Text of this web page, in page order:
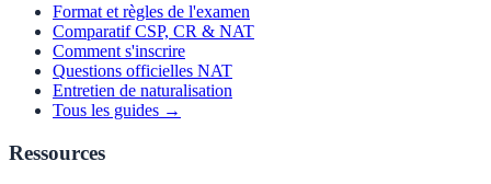
Format et règles de l'examen
Comparatif CSP, CR & NAT
Comment s'inscrire
Questions officielles NAT
Entretien de naturalisation
Tous les guides →
Ressources